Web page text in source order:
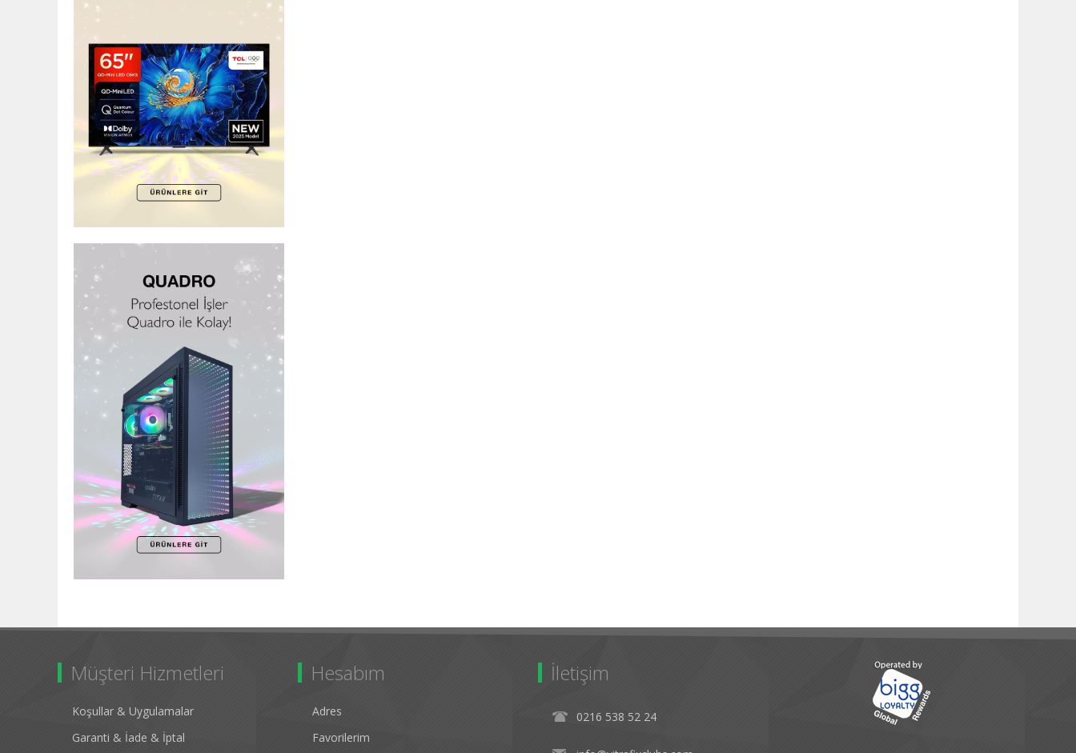
Müşteri Hizmetleri
Koşullar & Uygulamalar
Garanti & İade & İptal
Hesabım
Adres
Favorilerim
İletişim
0216 538 52 24